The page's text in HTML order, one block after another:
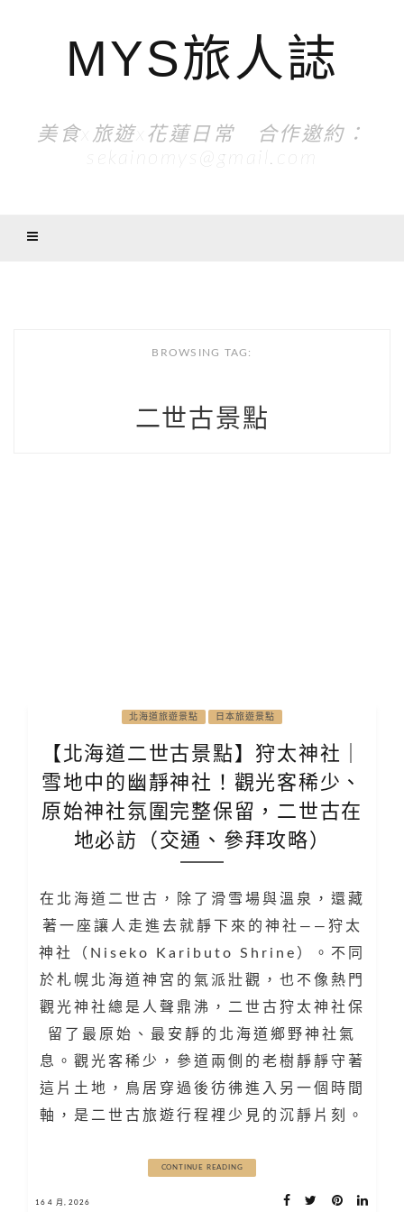
MYS旅人誌
美食x旅遊x花蓮日常 合作邀約：
sekainomys@gmail.com
BROWSING TAG:
二世古景點
北海道旅遊景點 日本旅遊景點
【北海道二世古景點】狩太神社｜
雪地中的幽靜神社！觀光客稀少、
原始神社氛圍完整保留，二世古在
地必訪（交通、參拜攻略）
在北海道二世古，除了滑雪場與溫泉，還藏
著一座讓人走進去就靜下來的神社——狩太
神社（Niseko Kaributo Shrine）。不同
於札幌北海道神宮的氣派壯觀，也不像熱門
觀光神社總是人聲鼎沸，二世古狩太神社保
留了最原始、最安靜的北海道鄉野神社氣
息。觀光客稀少，參道兩側的老樹靜靜守著
這片土地，鳥居穿過後彷彿進入另一個時間
軸，是二世古旅遊行程裡少見的沉靜片刻。
CONTINUE READING
16 4 月, 2026